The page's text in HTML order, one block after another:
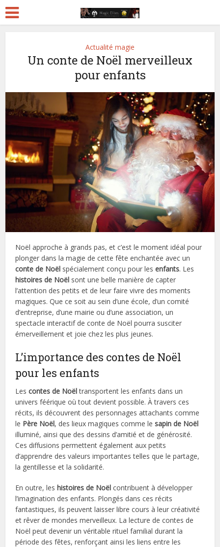
Actualité magie
Un conte de Noël merveilleux
pour enfants
Noël approche à grands pas, et c’est le moment idéal pour
plonger dans la magie de cette fête enchantée avec un
conte de Noël spécialement conçu pour lesenfants. Les
histoires de Noël sont une belle manière de capter
l’attention des petits et de leur faire vivre des moments
magiques. Que ce soit au sein d’une école, d’un comité
d’entreprise, d’une mairie ou d’une association, un
spectacle interactif de conte de Noël pourra susciter
émerveillement et joie chez les plus jeunes.
L’importance des contes de Noël
pour les enfants
Lescontes de Noëltransportent les enfants dans un
univers féérique où tout devient possible. À travers ces
récits, ils découvrent des personnages attachants comme
le Père Noël, des lieux magiques comme lesapin de Noël
illuminé, ainsi que des dessins d’amitié et de générosité.
Ces diffusions permettent également aux petits
d’apprendre des valeurs importantes telles que le partage,
la gentillesse et la solidarité.
En outre, leshistoires de Noël contribuent à développer
l’imagination des enfants. Plongés dans ces récits
fantastiques, ils peuvent laisser libre cours à leur créativité
et rêver de mondes merveilleux. La lecture de contes de
Noël peut devenir un véritable rituel familial durant la
période des fêtes, renforçant ainsi les liens entre les